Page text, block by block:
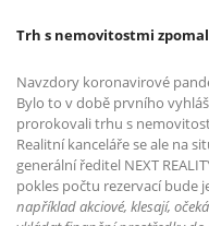
Trh s nemovitostmi
Navzdory koronavirové
Bylo to v době prvního
prorokovali trhu s
Realitní kanceláře se ale na
generální ředitel NEXT
pokles počtu rezervací bude
například akciové, klesají,